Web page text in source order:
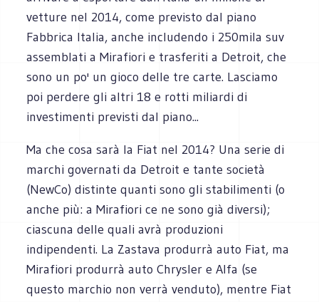
vetture nel 2014, come previsto dal piano
Fabbrica Italia, anche includendo i 250mila suv
assemblati a Mirafiori e trasferiti a Detroit, che
sono un po' un gioco delle tre carte. Lasciamo
poi perdere gli altri 18 e rotti miliardi di
investimenti previsti dal piano...
Ma che cosa sarà la Fiat nel 2014? Una serie di
marchi governati da Detroit e tante società
(NewCo) distinte quanti sono gli stabilimenti (o
anche più: a Mirafiori ce ne sono già diversi);
ciascuna delle quali avrà produzioni
indipendenti. La Zastava produrrà auto Fiat, ma
Mirafiori produrrà auto Chrysler e Alfa (se
questo marchio non verrà venduto), mentre Fiat